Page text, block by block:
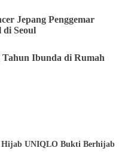
Jepang Penggemar
Seoul
Ibunda di Rumah
Hijab UNIQLO Bukti Berhijab